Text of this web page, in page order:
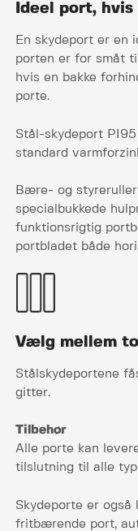
Ideel port,
En skydeport er en
porten er for småt
hvis en bakke
porte.
Stål-skydeport
standard
Bære- og
specialbukkede
funktionsrigtig
portbladet både
Vælg mellem
Stålskydeportene
gitter.
Tilbehør
Alle porte kan
tilslutning til alle
Skydeporte er
fritbærende port,